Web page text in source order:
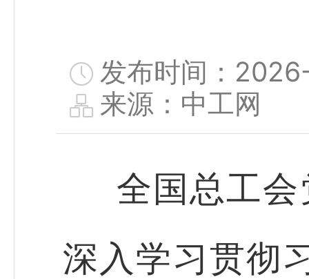
发布时间：
来源：中工网
全国总工
深入学习贯彻